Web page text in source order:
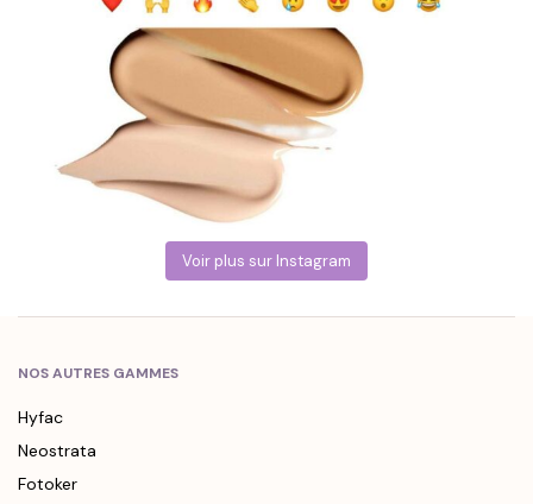
Voir plus sur Instagram
NOS AUTRES GAMMES
Hyfac
Neostrata
Fotoker